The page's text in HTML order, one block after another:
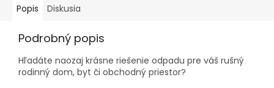
Popis Diskusia
Podrobný popis
Hľadáte naozaj krásne riešenie odpadu pre váš rušný
rodinný dom, byt či obchodný priestor?